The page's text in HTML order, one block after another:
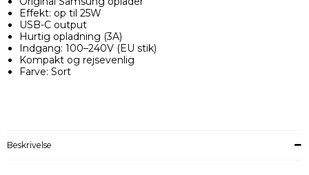
Effekt: op til 25W
USB-C output
Hurtig opladning (3A)
Indgang: 100–240V (EU stik)
Kompakt og rejsevenlig
Farve: Sort
Beskrivelse